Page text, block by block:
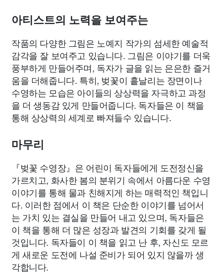
아티스트의 노력을 보여주는
작품의 다양한 그림은 노예지 작가의 섬세한 예술적
감각을 잘 보여주고 있습니다. 그림은 이야기를 더욱
풍부하게 만들어주며, 독자가 글을 읽는 은은한 즐거
움을 더해줍니다. 특히, 벚꽃이 흩날리는 장면이나
수영하는 모습은 아이들의 상상력을 자극하고 과정
을 더 생동감 있게 만들어줍니다. 독자들은 이 책을
통해 상상력의 세계로 빠져들수 있습니다.
마무리
『벚꽃 수영장』은 어린이 독자들에게 도전정신을
가르치고, 화사한 봄의 분위기 속에서 아름다운 수영
이야기를 통해 물과 친해지게 하는 매력적인 책입니
다. 이러한 점에서 이 책은 단순한 이야기를 넘어서
는 가치 있는 결실을 만들어 내고 있으며, 독자들은
이 책을 통해 더 많은 성장과 발견의 기회를 갖게 될
것입니다. 독자들이 이 책을 읽고 난 후, 자신도 모르
게 새로운 도전에 나설 준비가 되어 있지 않을까 생
각합니다.